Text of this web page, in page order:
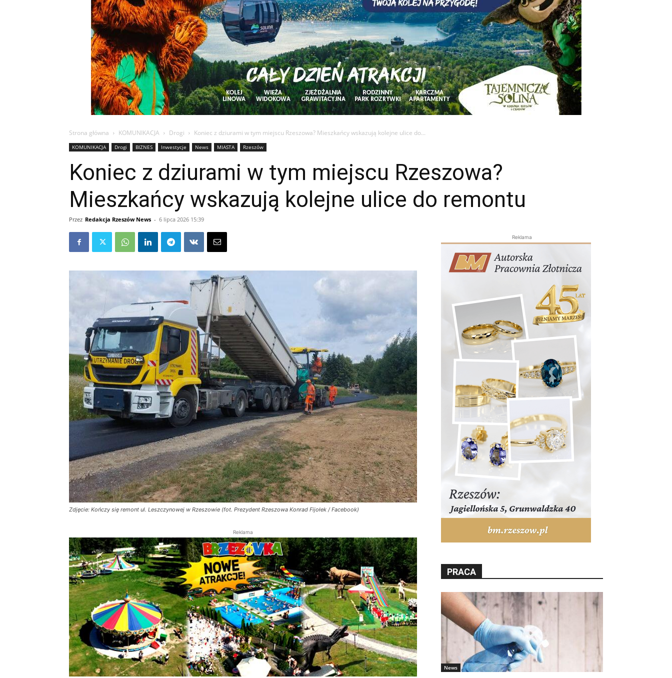
Strona główna KOMUNIKACJA Drogi Koniec z dziurami w tym miejscu Rzeszowa? Mieszkańcy wskazują kolejne ulice do...
KOMUNIKACJA Drogi BIZNES Inwestycje News MIASTA Rzeszów
Koniec z dziurami w tym miejscu Rzeszowa?
Mieszkańcy wskazują kolejne ulice do remontu
Przez Redakcja Rzeszów News - 6 lipca 2026 15:39
Zdjęcie: Kończy się remont ul. Leszczynowej w Rzeszowie (fot. Prezydent Rzeszowa Konrad Fijołek / Facebook)
Reklama
Reklama
PRACA
News